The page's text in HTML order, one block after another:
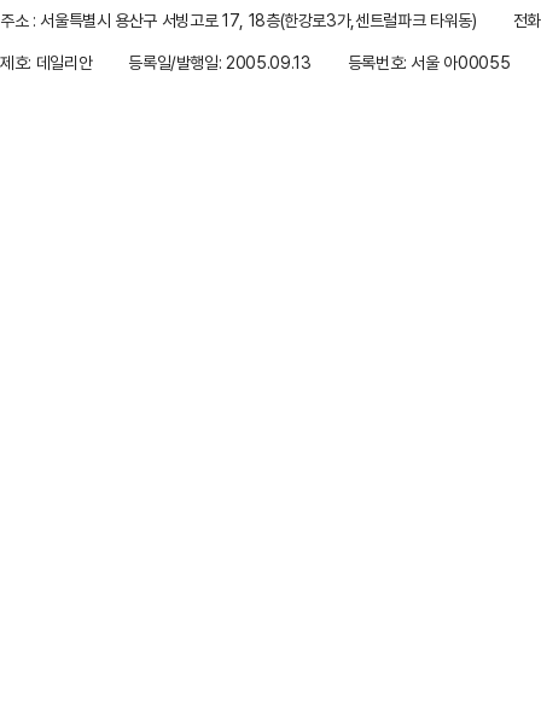
주소 : 서울특별시 용산구 서빙고로 17, 18층(한강로3가,센트럴파크 타워동)
전
제호: 데일리안
등록일/발행일: 2005.09.13 등록번호: 서울 아00055